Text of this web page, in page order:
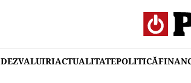
DEZVALUIRIACTUALITATEPOLITICĂ